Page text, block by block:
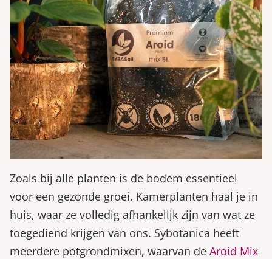
Zoals bij alle planten is de bodem essentieel
voor een gezonde groei. Kamerplanten haal je in
huis, waar ze volledig afhankelijk zijn van wat ze
toegediend krijgen van ons. Sybotanica heeft
meerdere potgrondmixen, waarvan de Aroid Mix